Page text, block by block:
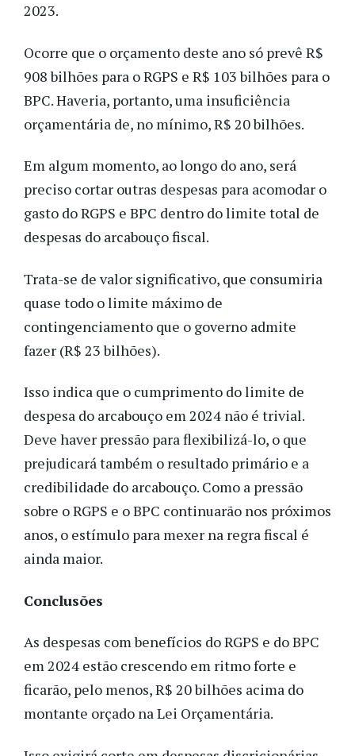
2023.
Ocorre que o orçamento deste ano só prevê R$
908 bilhões para o RGPS e R$ 103 bilhões para o
BPC. Haveria, portanto, uma insuficiência
orçamentária de, no mínimo, R$ 20 bilhões.
Em algum momento, ao longo do ano, será
preciso cortar outras despesas para acomodar o
gasto do RGPS e BPC dentro do limite total de
despesas do arcabouço fiscal.
Trata-se de valor significativo, que consumiria
quase todo o limite máximo de
contingenciamento que o governo admite
fazer (R$ 23 bilhões).
Isso indica que o cumprimento do limite de
despesa do arcabouço em 2024 não é trivial.
Deve haver pressão para flexibilizá-lo, o que
prejudicará também o resultado primário e a
credibilidade do arcabouço. Como a pressão
sobre o RGPS e o BPC continuarão nos próximos
anos, o estímulo para mexer na regra fiscal é
ainda maior.
Conclusões
As despesas com benefícios do RGPS e do BPC
em 2024 estão crescendo em ritmo forte e
ficarão, pelo menos, R$ 20 bilhões acima do
montante orçado na Lei Orçamentária.